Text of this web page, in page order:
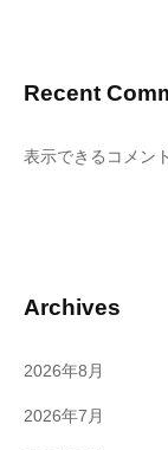
Recent
表示できるコメン
Archives
2026年8月
2026年7月